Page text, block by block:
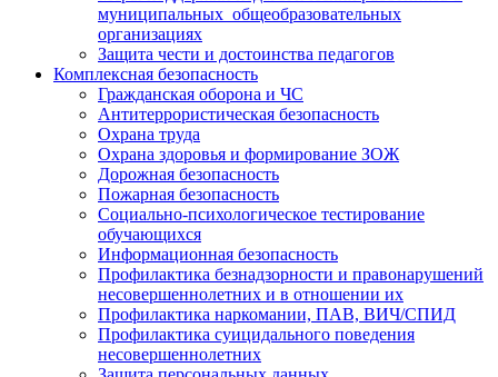
муниципальных общеобразовательных
организациях
Защита чести и достоинства педагогов
Комплексная безопасность
Гражданская оборона и ЧС
Антитеррористическая безопасность
Охрана труда
Охрана здоровья и формирование ЗОЖ
Дорожная безопасность
Пожарная безопасность
Социально-психологическое тестирование
обучающихся
Информационная безопасность
Профилактика безнадзорности и правонарушений
несовершеннолетних и в отношении их
Профилактика наркомании, ПАВ, ВИЧ/СПИД
Профилактика суицидального поведения
несовершеннолетних